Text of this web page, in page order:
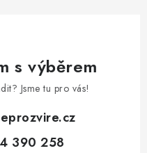
s výběrem
Jsme tu pro vás!
390 258